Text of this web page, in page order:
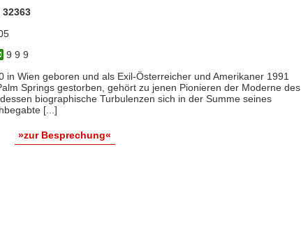
9 9 9
in Wien geboren und als Exil-Österreicher und Amerikaner 1991
Springs gestorben, gehört zu jenen Pionieren der Moderne des
biographische Turbulenzen sich in der Summe seines
[...]
»zur Besprechung«